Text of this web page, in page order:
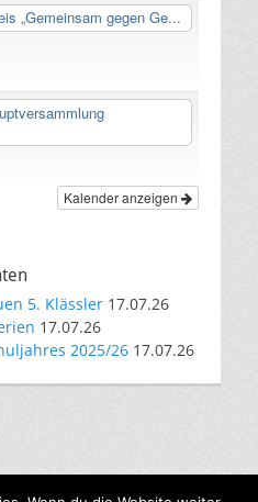
„Gemeinsam gegen Ge...
Kalender anzeigen
5. Klässler 17.07.26
17.07.26
2025/26 17.07.26